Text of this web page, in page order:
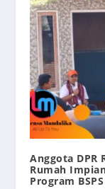
Anggota DPR
Rumah
Program BSPS